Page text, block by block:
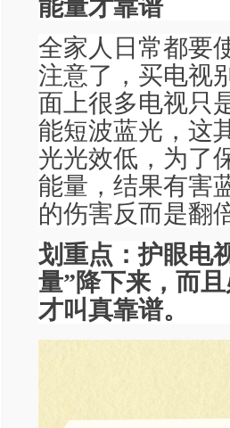
能量才靠谱
全家人日常都要
注意了，买电视
面上很多电视只
能短波蓝光，这
光光效低，为了
能量，结果有害
的伤害反而是翻
划重点：护眼电
量”降下来，而
才叫真靠谱。